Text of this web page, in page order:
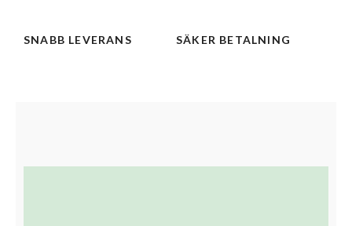
SNABB LEVERANS SÄKER BETALNING